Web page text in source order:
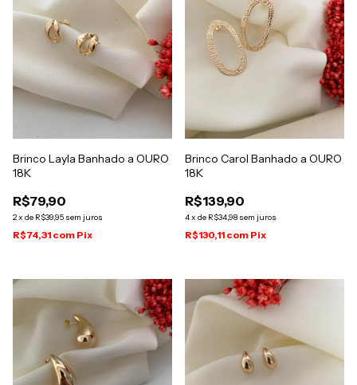
Brinco Layla Banhado a OURO
18K
R$79,90
2x de R$39,95 sem juros
R$74,31 com Pix
Brinco Carol Banhado a OURO
18K
R$139,90
4x de R$34,98 sem juros
R$130,11 com Pix